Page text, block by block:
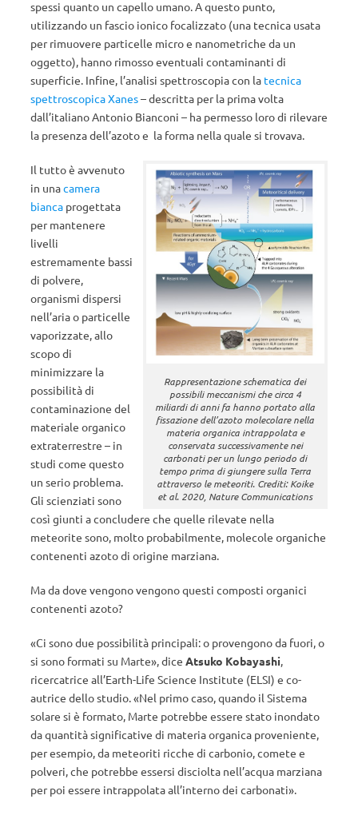
spessi quanto un capello umano. A questo punto,
utilizzando un fascio ionico focalizzato (una tecnica usata
per rimuovere particelle micro e nanometriche da un
oggetto), hanno rimosso eventuali contaminanti di
superficie. Infine, l’analisi spettroscopia con la tecnica
spettroscopica Xanes– descritta per la prima volta
dall’italiano Antonio Bianconi – ha permesso loro di rilevare
la presenza dell’azoto e la forma nella quale si trovava.
Rappresentazione schematica dei
possibili meccanismi che circa 4
miliardi di anni fa hanno portato alla
fissazione dell’azoto molecolare nella
materia organica intrappolata e
conservata successivamente nei
carbonati per un lungo periodo di
tempo prima di giungere sulla Terra
attraverso le meteoriti. Crediti: Koike
et al. 2020, Nature Communications
Il tutto è avvenuto
in unacamera
bianca progettata
per mantenere
livelli
estremamente bassi
di polvere,
organismi dispersi
nell’aria o particelle
vaporizzate, allo
scopo di
minimizzare la
possibilità di
contaminazione del
materiale organico
extraterrestre – in
studi come questo
un serio problema.
Gli scienziati sono
così giunti a concludere che quelle rilevate nella
meteorite sono, molto probabilmente, molecole organiche
contenenti azoto di origine marziana.
Ma da dove vengono vengono questi composti organici
contenenti azoto?
«Ci sono due possibilità principali: o provengono da fuori, o
si sono formati su Marte», dice Atsuko Kobayashi,
ricercatrice all’Earth-Life Science Institute (ELSI) e co-
autrice dello studio. «Nel primo caso, quando il Sistema
solare si è formato, Marte potrebbe essere stato inondato
da quantità significative di materia organica proveniente,
per esempio, da meteoriti ricche di carbonio, comete e
polveri, che potrebbe essersi disciolta nell’acqua marziana
per poi essere intrappolata all’interno dei carbonati».